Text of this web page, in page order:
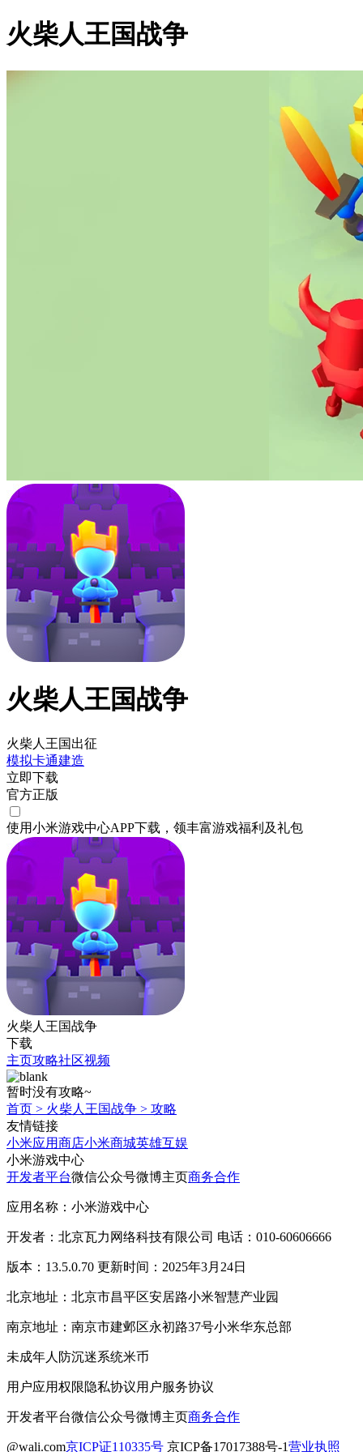
火柴人王国战争
火柴人王国战争
火柴人王国出征
模拟卡通建造
立即下载
官方正版
使用小米游戏中心APP下载 ，领丰富游戏福利 及礼包
火柴人王国战争
下载
主页攻略社区视频
暂时没有攻略~
首页 > 火柴人王国战争 > 攻略
友情链接
小米应用商店小米商城英雄互娱
小米游戏中心
开发者平台微信公众号微博主页商务合作
应用名称：小米游戏中心
开发者：北京瓦力网络科技有限公司 电话：010-60606666
版本：13.5.0.70 更新时间：2025年3月24日
北京地址：北京市昌平区安居路小米智慧产业园
南京地址：南京市建邺区永初路37号小米华东总部
未成年人防沉迷系统米币
用户应用权限隐私协议用户服务协议
开发者平台微信公众号微博主页商务合作
@wali.com京ICP证110335号 京ICP备17017388号-1营业执照